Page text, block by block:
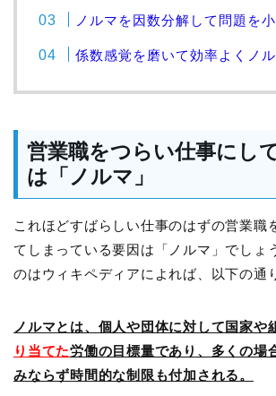
ノルマを因数分解して問題を
係数感覚を磨いて効率よくノ
営業職をつらい仕事にし
は「ノルマ」
これほどすばらしい仕事のはずの営業職
てしまっている要因は「ノルマ」でしょ
のはウィキペディアによれば、以下の通
ノルマとは、個人や団体に対して国家や
り当てた労働の目標量であり、多くの場
みならず時間的な制限も付加される。